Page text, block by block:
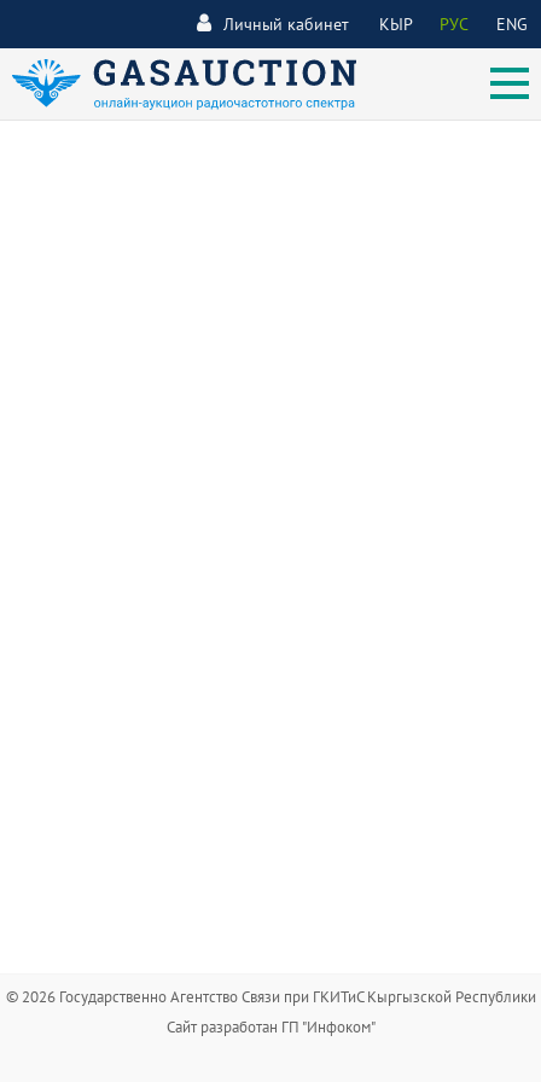
КЫР РУС ENG
Личный кабинет
© 2026 Государственно Агентство Связи при ГКИТиС Кыргызской Республики
Сайт разработан ГП "Инфоком"